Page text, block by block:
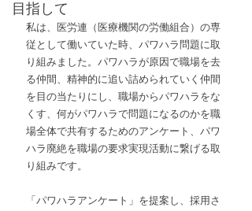
目指して
私は、医労連（医療機関の労働組合）の専
従として働いていた時、パワハラ問題に取
り組みました。パワハラが原因で職場を去
る仲間、精神的に追い詰められていく仲間
を目の当たりにし、職場からパワハラをな
くす、何がパワハラで問題になるのかを職
場全体で共有するためのアンケート、パワ
ハラ廃絶を職場の要求実現活動に繋げる取
り組みです。
「パワハラアンケート」を提案し、採用さ